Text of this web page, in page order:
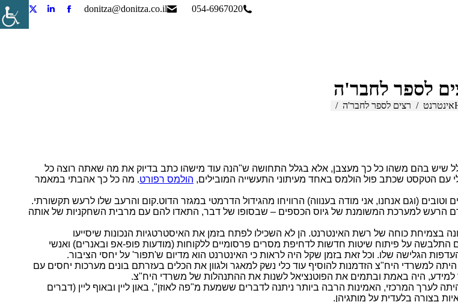
054-6967020
donitza@donitza.co.il
Facebook
Linkedin
X
page
לספר לחבר'ה
You
אינטרנט רצים לספר לחבר'ה
שיש בהם משהו כל כך מעצבן, אלא בגלל התחושה ש"הנה עוד מישהו כתב בדיוק את מה שאתה רוצה כל
עם הטקסט שכתב פול הולמס באחד מעיתוני התעשייה המובילים, הולמס רפורט. מה כל כך אהבתי במאמר
(וגם אנחנו, אני מודה בענווה) הרוויחו מהגידול הדרמטי במגזר הדוט.קום והרעב שלו לרעש תקשורתי.
למערכת המשומנת של גיוס הכספים – שבסופו של דבר, התאדו להם עם מרבית השחקניות של אותה
כוחה של רשת האינטרנט. הן לא השכילו לפתח בזמן את האיסטרטגיות הנכונות שיסייעו
על פיתוח שיטות חדשות לדחיפת מסרים פרסומיים ללקוחות (מודעות פופ-אפ ובאנרים) ואנשי
הגלישה שלו. וכל זאת בזמן שקל היה לראות כי האינטרנט הוא מדיום ש'תפור' על יחסי הציבור.
היתה למשרדי היח"צ הזדמנות להוסיף עוד כלי נשק למאגר ולגוון את הכלים בעזרתם בונים מערכות יחסים עם
למידע, היה באמת ובתמים את הפוטנציאל לשנות את ההתנהלות של משרדי היח"צ.
המרכזי, האמינות הרבה ביותר ניתנה לדברים ששמעת מ"פה לאוזן", באון ליין ובאוף ליין (דברים
בצורה בלעדית על מותגיהן.